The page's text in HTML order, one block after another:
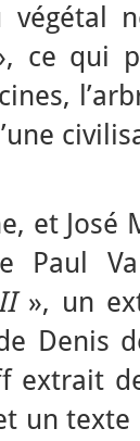
végétal
ce qui
et José
Paul
», un
Denis
extrait
un texte